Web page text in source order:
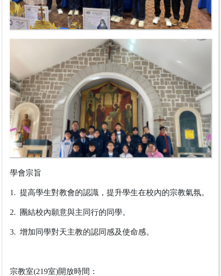
學會宗旨
1. 提高學生對教會的認識，提升學生在校內的宗教氣氛。
2. 團結校內願意與主同行的同學。
3. 增加同學對天主教的認同感及使命感。
宗教室(219室)開放時間：